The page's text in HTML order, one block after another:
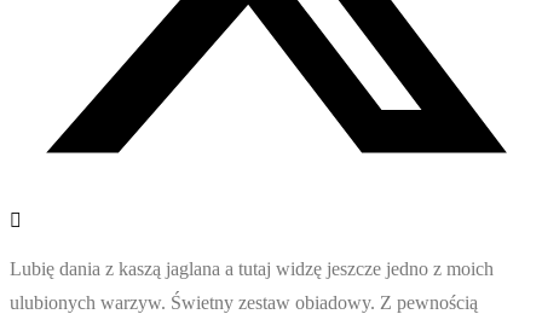
Lubię dania z kaszą jaglana a tutaj widzę jeszcze jedno z moich
ulubionych warzyw. Świetny zestaw obiadowy. Z pewnością